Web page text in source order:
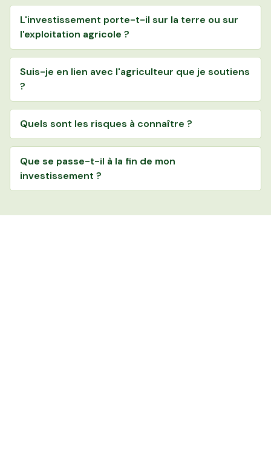
L'investissement porte-t-il sur la terre ou sur
l'exploitation agricole ?
Suis-je en lien avec l'agriculteur que je soutiens
?
Quels sont les risques à connaître ?
Que se passe-t-il à la fin de mon
investissement ?